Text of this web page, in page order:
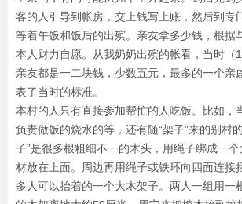
客的人引导到帐房，交上钱写上账，然后到专
等着午饭和饭后的出殡。亲友拿多少钱，根据
本人财力自愿。从我奶奶出殡的帐看，当时（
亲友都是一二块钱，少数五元，最多的一个亲
表了当时的标准。
本村的人只有直接参加帮忙的人吃饭。比如，
负责做饭的烧水的等，还有随“架子”来的别村
子”是很多根粗细不一的木头，用绳子绑成一
材放在上面。周边再用绳子或铁环向四面连接
多人可以抬着的一个大木架子。两人一组用一